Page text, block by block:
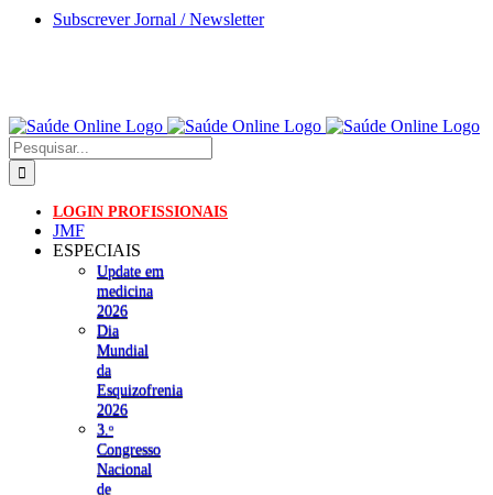
Skip
Subscrever Jornal / Newsletter
Pesquisar
LOGIN PROFISSIONAIS
JMF
ESPECIAIS
Update em
medicina
2026
Dia
Mundial
da
Esquizofrenia
2026
3.ᵒ
Congresso
Nacional
de